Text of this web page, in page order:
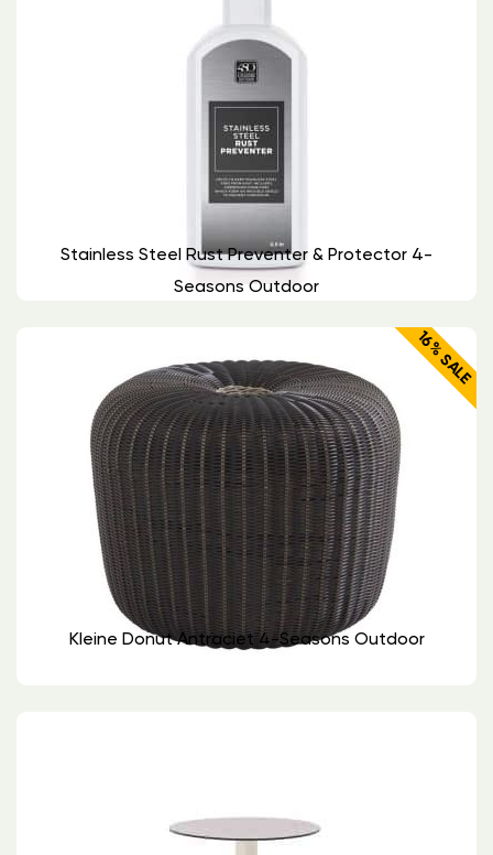
Stainless Steel Rust Preventer & Protector 4-
Seasons Outdoor
16% SALE
Kleine Donut Antraciet 4-Seasons Outdoor